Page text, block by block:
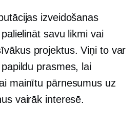
izveidošanas
savu likmi vai
projektus. Viņi to var
prasmes, lai
mainītu pārnesumus uz
vairāk interesē.